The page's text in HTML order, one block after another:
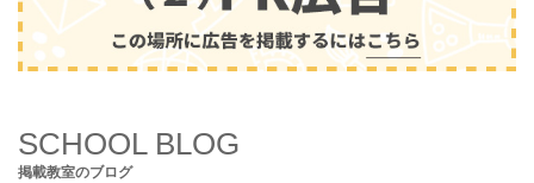
SCHOOL BLOG
掲載教室のブログ